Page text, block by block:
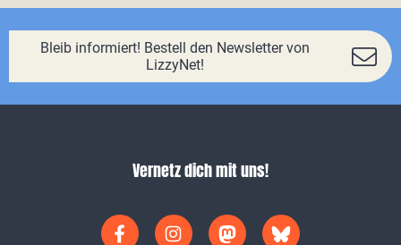
Bleib informiert! Bestell den Newsletter von
LizzyNet!
Vernetz dich mit uns!